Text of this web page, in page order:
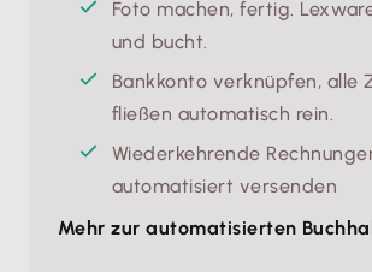
Foto machen, fertig.
und bucht.
Bankkonto verknüpfen, alle
fließen automatisch rein.
Wiederkehrende
automatisiert versenden
Mehr zur automatisierten